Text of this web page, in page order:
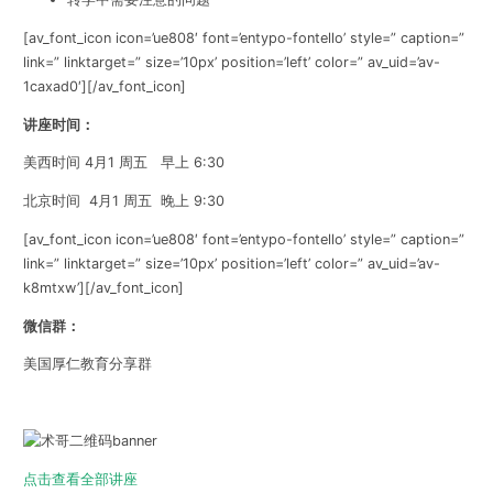
[av_font_icon icon=’ue808′ font=’entypo-fontello’ style=” caption=”
link=” linktarget=” size=’10px’ position=’left’ color=” av_uid=’av-
1caxad0′][/av_font_icon]
讲座时间：
美西时间 4月1 周五 早上 6:30
北京时间 4月1 周五 晚上 9:30
[av_font_icon icon=’ue808′ font=’entypo-fontello’ style=” caption=”
link=” linktarget=” size=’10px’ position=’left’ color=” av_uid=’av-
k8mtxw’][/av_font_icon]
微信群：
美国厚仁教育分享群
点击查看全部讲座